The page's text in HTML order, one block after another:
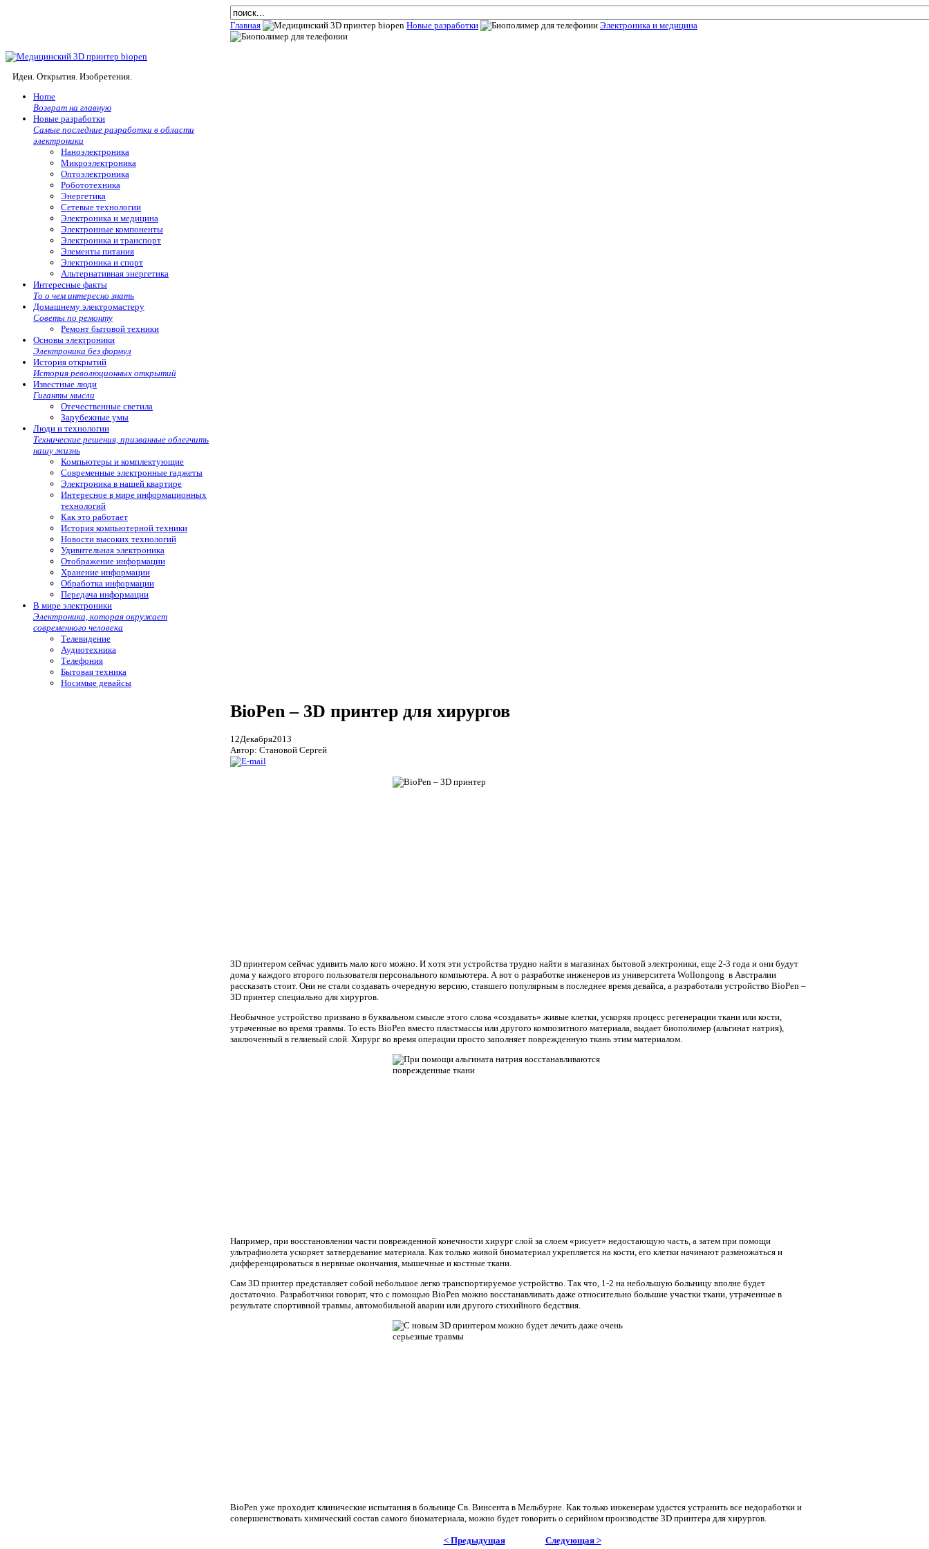
Главная Новые разработки Электроника и медицина
Идеи. Открытия. Изобретения.
Home
Возврат на главную
Новые разработки
Самые последние разработки в области
электроники
Наноэлектроника
Микроэлектроника
Оптоэлектроника
Робототехника
Энергетика
Сетевые технологии
Электроника и медицина
Электронные компоненты
Электроника и транспорт
Элементы питания
Электроника и спорт
Альтернативная энергетика
Интересные факты
То о чем интересно знать
Домашнему электромастеру
Советы по ремонту
Ремонт бытовой техники
Основы электроники
Электроника без формул
История открытий
История революционных открытий
Известные люди
Гиганты мысли
Отечественные светила
Зарубежные умы
Люди и технологии
Технические решения, призванные облегчить
нашу жизнь
Компьютеры и комплектующие
Современные электронные гаджеты
Электроника в нашей квартире
Интересное в мире информационных
технологий
Как это работает
История компьютерной техники
Новости высоких технологий
Удивительная электроника
Отображение информации
Хранение информации
Обработка информации
Передача информации
В мире электроники
Электроника, которая окружает
современного человека
Телевидение
Аудиотехника
Телефония
Бытовая техника
Носимые девайсы
BioPen – 3D принтер для хирургов
12Декабря2013
Автор: Становой Сергей
3D принтером сейчас удивить мало кого можно. И хотя эти устройства трудно найти в магазинах бытовой электроники, еще 2-3 года и они будут
дома у каждого второго пользователя персонального компьютера. А вот о разработке инженеров из университета Wollongong в Австралии
рассказать стоит. Они не стали создавать очередную версию, ставшего популярным в последнее время девайса, а разработали устройство BioPen –
3D принтер специально для хирургов.
Необычное устройство призвано в буквальном смысле этого слова «создавать» живые клетки, ускоряя процесс регенерации ткани или кости,
утраченные во время травмы. То есть BioPen вместо пластмассы или другого композитного материала, выдает биополимер (альгинат натрия),
заключенный в гелиевый слой. Хирург во время операции просто заполняет поврежденную ткань этим материалом.
Например, при восстановлении части поврежденной конечности хирург слой за слоем «рисует» недостающую часть, а затем при помощи
ультрафиолета ускоряет затвердевание материала. Как только живой биоматериал укрепляется на кости, его клетки начинают размножаться и
дифференцироваться в нервные окончания, мышечные и костные ткани.
Сам 3D принтер представляет собой небольшое легко транспортируемое устройство. Так что, 1-2 на небольшую больницу вполне будет
достаточно. Разработчики говорят, что с помощью BioPen можно восстанавливать даже относительно большие участки ткани, утраченные в
результате спортивной травмы, автомобильной аварии или другого стихийного бедствия.
BioPen уже проходит клинические испытания в больнице Св. Винсента в Мельбурне. Как только инженерам удастся устранить все недоработки и
совершенствовать химический состав самого биоматериала, можно будет говорить о серийном производстве 3D принтера для хирургов.
< Предыдущая Следующая >